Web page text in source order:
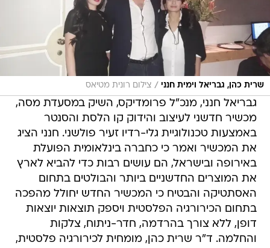
שרית כהן, גבריאל וימית חנני / צילום רונית מטיאס
גבריאל חנני, מנכ"ל פרומדיקס, השיק במסעדת מסה,
מכשיר חדשני לעיצוב והידוק קו הלסת והסנטר
באמצעות טכנולוגיית גלי-רדיו זעיר פולשני. חנני הציג
את המכשיר ואמר כי כחברה בינלאומית הפועלת
באירופה ובישראל, הם עושים רבות כדי להביא לארץ
את המוצרים החדשניים ביותר והבולטים בתחום
האסתטיקה והבטיח כי המכשיר החדש יחולל מהפכה
בתחום הכירורגיה הפלסטית ויספק תוצאות יוצאות
דופן, ללא צורך בהרדמה, חדר-ניתוח, צלקות
והחלמה. ד"ר שרית כהן, מומחית לכירורגיה פלסטית,